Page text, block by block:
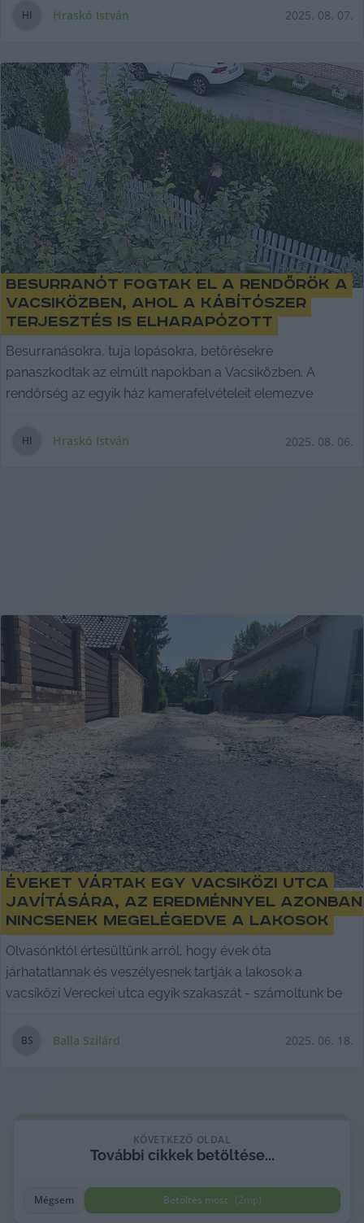
HI Hraskó István 2025. 08. 07.
Besurranót fogtak el a rendőrök a
Vacsiközben, ahol a kábítószer
terjesztés is elharapózott
Besurranásokra, tuja lopásokra, betörésekre
panaszkodtak az elmúlt napokban a Vacsiközben. A
rendőrség az egyik ház kamerafelvételeit elemezve
HI Hraskó István 2025. 08. 06.
Éveket vártak egy vacsiközi utca
javítására, az eredménnyel azonban
nincsenek megelégedve a lakosok
Olvasónktól értesültünk arról, hogy évek óta
járhatatlannak és veszélyesnek tartják a lakosok a
vacsiközi Vereckei utca egyik szakaszát - számoltunk be
BS Balla Szilárd 2025. 06. 18.
KÖVETKEZŐ OLDAL
További cikkekbetöltése...
Mégsem Betöltés most (2mp)